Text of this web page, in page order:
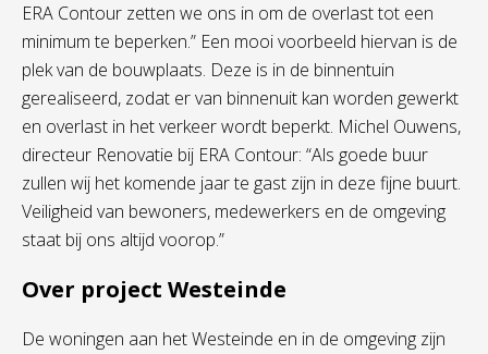
ERA Contour zetten we ons in om de overlast tot een
minimum te beperken.” Een mooi voorbeeld hiervan is de
plek van de bouwplaats. Deze is in de binnentuin
gerealiseerd, zodat er van binnenuit kan worden gewerkt
en overlast in het verkeer wordt beperkt. Michel Ouwens,
directeur Renovatie bij ERA Contour: “Als goede buur
zullen wij het komende jaar te gast zijn in deze fijne buurt.
Veiligheid van bewoners, medewerkers en de omgeving
staat bij ons altijd voorop.”
Over project Westeinde
De woningen aan het Westeinde en in de omgeving zijn